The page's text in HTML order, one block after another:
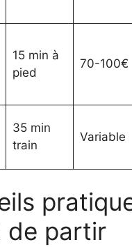
15 min à
pied
70-100€
35 min
train
Variable
de partir